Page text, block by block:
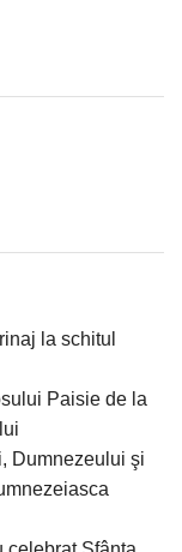
la schitul
Paisie de la
Dumnezeului şi